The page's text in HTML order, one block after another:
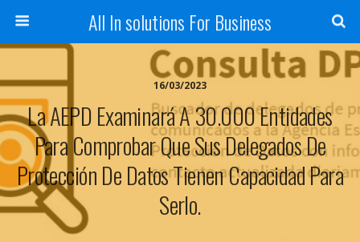
All In solutions For Business
16/03/2023
La AEPD Examinará A 30.000 Entidades
Para Comprobar Que Sus Delegados De
Protección De Datos Tienen Capacidad Para
Serlo.